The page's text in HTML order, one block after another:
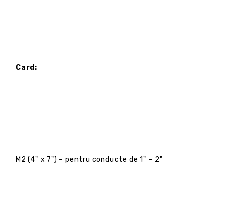
Card:
M2 (4" x 7") – pentru conducte de 1" – 2"